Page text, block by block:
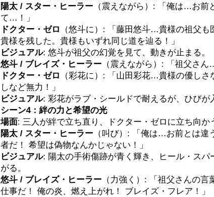
陽太 / スター・ヒーラー （震えながら）: 「俺は…お
て…！」
ドクター・ゼロ
（悠斗に）: 「藤田悠斗…貴様の祖父も
貴様を残した。貴様もいずれ同じ道を辿る！」
ビジュアル: 悠斗が祖父の幻覚を見て、動きが止まる。
悠斗 / ブレイズ・ヒーラー （震えながら）: 「祖父さ
ドクター・ゼロ
（彩花に）: 「山田彩花…貴様の優し
しなど無力！」
ビジュアル: 彩花がラブ・シールドで耐えるが、ひびが
シーン4：絆の力と希望の光
場面: 三人が絆で立ち直り、ドクター・ゼロに立ち向か
陽太 / スター・ヒーラー （叫び）: 「俺は…お前とは違
者だ！ 希望は偽物なんかじゃない！」
ビジュアル: 陽太の手術傷跡が青く輝き、ヒール・スパ
がる。
悠斗 / ブレイズ・ヒーラー （力強く）: 「祖父さんの
仕事だ！ 俺の炎、燃え上がれ！ ブレイズ・フレア！」